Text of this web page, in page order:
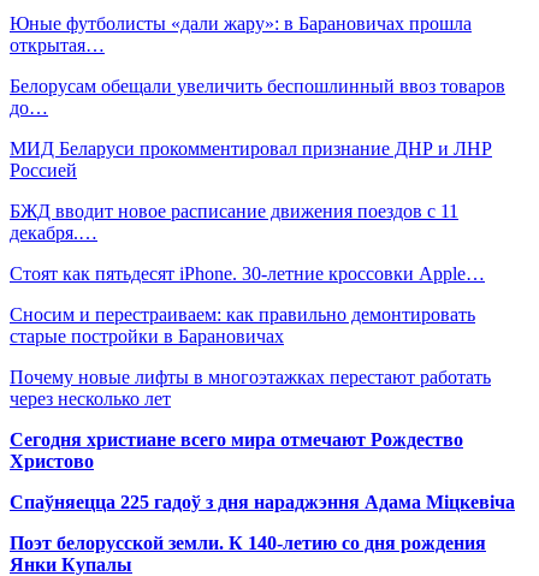
Юные футболисты «дали жару»: в Барановичах прошла
открытая…
Белорусам обещали увеличить беспошлинный ввоз товаров
до…
МИД Беларуси прокомментировал признание ДНР и ЛНР
Россией
БЖД вводит новое расписание движения поездов с 11
декабря.…
Стоят как пятьдесят iPhone. 30-летние кроссовки Apple…
Сносим и перестраиваем: как правильно демонтировать
старые постройки в Барановичах
Почему новые лифты в многоэтажках перестают работать
через несколько лет
Сегодня христиане всего мира отмечают Рождество
Христово
Спаўняецца 225 гадоў з дня нараджэння Адама Міцкевіча
Поэт белорусской земли. К 140-летию со дня рождения
Янки Купалы